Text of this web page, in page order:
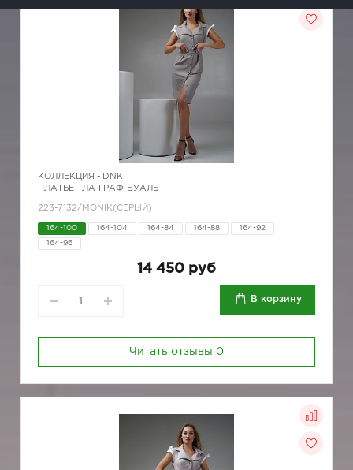
КОЛЛЕКЦИЯ - DNK
ПЛАТЬЕ - ЛА-ГРАФ-БУАЛЬ
223-7132/MONIK(СЕРЫЙ)
164-100 164-104 164-84 164-88 164-92
164-96
14 450 руб
В корзину
Читать отзывы 0